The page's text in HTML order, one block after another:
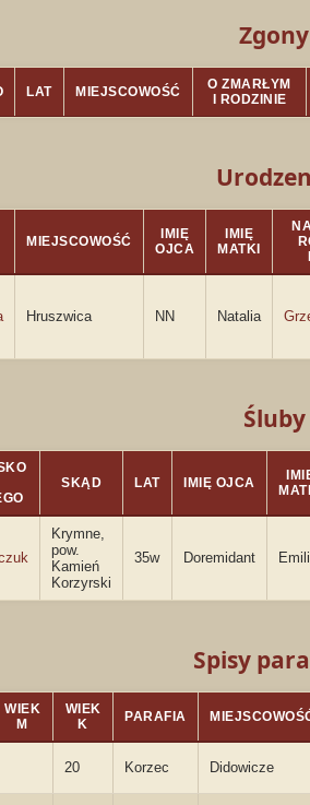
Zgony
LAT MIEJSCOWOŚĆ
O ZMARŁYM
I RODZINIE
MIEJSCOWOŚĆ
IMIĘ
OJCA
IMIĘ
MATKI
Hruszwica NN Natalia
Śluby
SKĄD LAT IMIĘ OJCA
Krymne,
pow.
Kamień
Korzyrski
35w Doremidant
Spisy
WIEK
M
WIEK
K
PARAFIA
20 Korzec Didowicze